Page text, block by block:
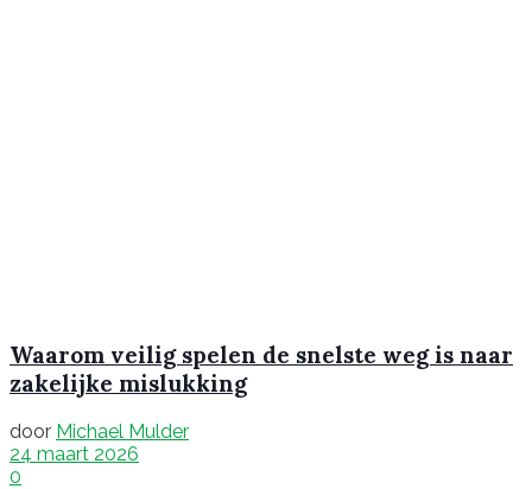
Waarom veilig spelen de snelste weg is naar
zakelijke mislukking
door Michael Mulder
24 maart 2026
0